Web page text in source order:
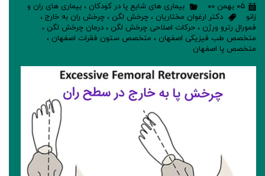
۰۵ بهمن ۰۰ بیماری های شایع پا در کودکان ، بیماری های ران و
زانو
دکتر ارغوان مختاریان ، چرخش لگن ، چرخش ران به خارج ،
فمورال رترو ورژن ، حرکات اصلاحی چرخش لگن ، درمان چرخش لگن ،
متخصص طب فیزیکی اصفهان ، متخصص ستون فقرات اصفهان ،
متخصص پا اصفهان